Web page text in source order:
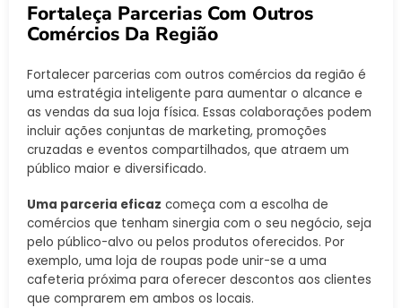
Fortaleça Parcerias Com Outros
Comércios Da Região
Fortalecer parcerias com outros comércios da região é
uma estratégia inteligente para aumentar o alcance e
as vendas da sua loja física. Essas colaborações podem
incluir ações conjuntas de marketing, promoções
cruzadas e eventos compartilhados, que atraem um
público maior e diversificado.
Uma parceria eficaz começa com a escolha de
comércios que tenham sinergia com o seu negócio, seja
pelo público-alvo ou pelos produtos oferecidos. Por
exemplo, uma loja de roupas pode unir-se a uma
cafeteria próxima para oferecer descontos aos clientes
que comprarem em ambos os locais.